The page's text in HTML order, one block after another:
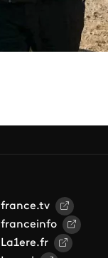
france.tv
franceinfo
La1ere.fr